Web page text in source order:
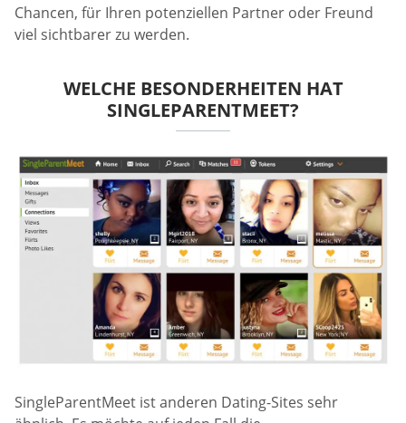
Chancen, für Ihren potenziellen Partner oder Freund
viel sichtbarer zu werden.
WELCHE BESONDERHEITEN HAT
SINGLEPARENTMEET?
SingleParentMeet ist anderen Dating-Sites sehr